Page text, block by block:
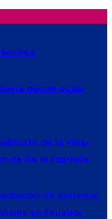
dónde pudo
de la Vida»
de De la Espriella
UV extrema:
en Ecuador